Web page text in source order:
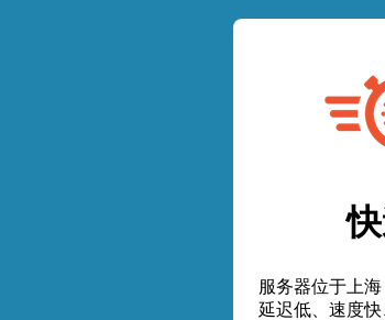
服务器位于上
延迟低、速度